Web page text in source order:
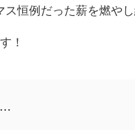
恒例だった薪を燃や
！
…